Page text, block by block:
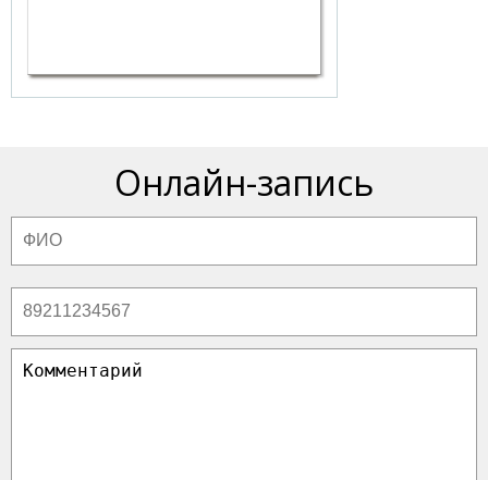
Онлайн-запись